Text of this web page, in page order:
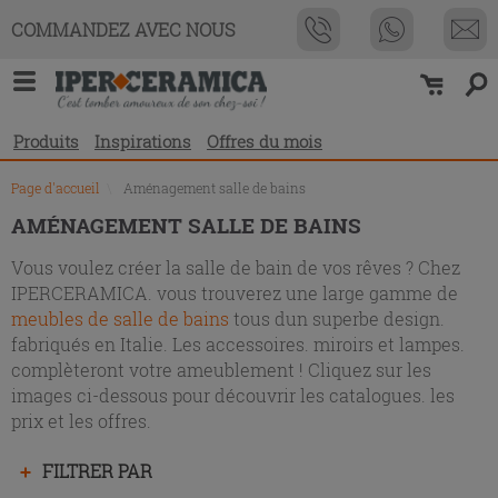
COMMANDEZ AVEC NOUS
Produits Inspirations Offres du mois
Page d'accueil Aménagement salle de bains
AMÉNAGEMENT SALLE DE BAINS
Vous voulez créer la salle de bain de vos rêves ? Chez
IPERCERAMICA. vous trouverez une large gamme de
meubles de salle de bains tous dun superbe design.
fabriqués en Italie. Les accessoires. miroirs et lampes.
complèteront votre ameublement ! Cliquez sur les
images ci-dessous pour découvrir les catalogues. les
prix et les offres.
FILTRER PAR
Appuyez
des